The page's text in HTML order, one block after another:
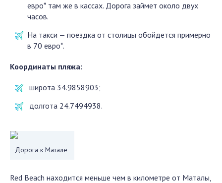
евро* там же в кассах. Дорога займет около двух
часов.
На такси — поездка от столицы обойдется примерно
в 70 евро*.
Координаты пляжа:
широта 34.9858903;
долгота 24.7494938.
Дорога к Матале
Red Beach находится меньше чем в километре от Маталы,